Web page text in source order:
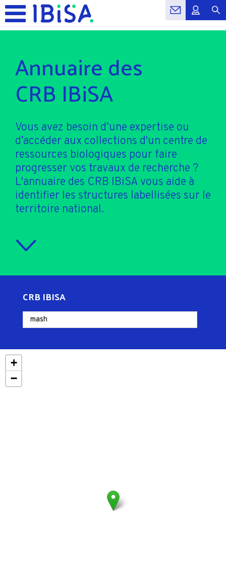
Annuaire des
CRB IBiSA
Vous avez besoin d’une expertise ou
d’accéder aux collections d'un centre de
ressources biologiques pour faire
progresser vos travaux de recherche ?
L'annuaire des CRB IBiSA vous aide à
identifier les structures labellisées sur le
territoire national.
CRB IBISA
+
−